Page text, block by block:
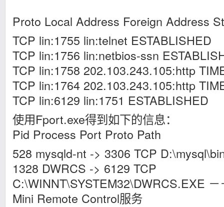
Proto Local Address Foreign Address
TCP lin:1755 lin:telnet ESTABLISHED
TCP lin:1756 lin:netbios-ssn
TCP lin:1758 202.103.243.105:http
TCP lin:1764 202.103.243.105:http
TCP lin:6129 lin:1751 ESTABLISHED
使用Fport.exe得到如下的信息：
Pid Process Port Proto Path
528 mysqld-nt -> 3306 TCP
1328 DWRCS -> 6129 TCP
C:\WINNT\SYSTEM32\DWRCS.EXE
Mini Remote Control服务